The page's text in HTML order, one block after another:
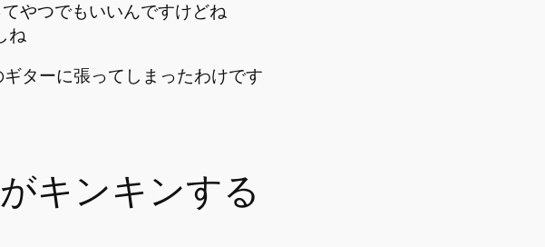
やつでもいいんですけどね
ね
ターに張ってしまったわけです
キンキンする